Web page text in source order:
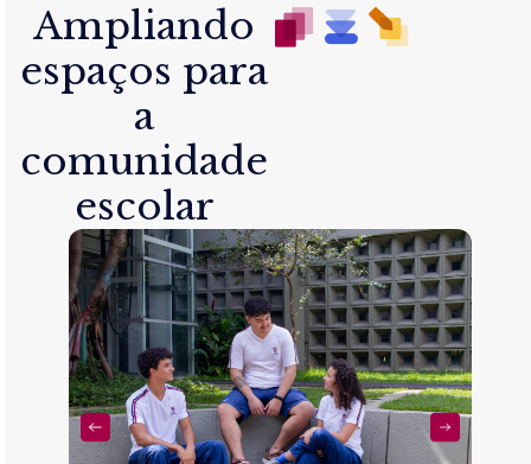
Ampliando
espaços para
a
comunidade
escolar